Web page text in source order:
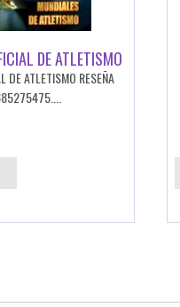
DE ATLETISMO
DE ATLETISMO RESEÑA